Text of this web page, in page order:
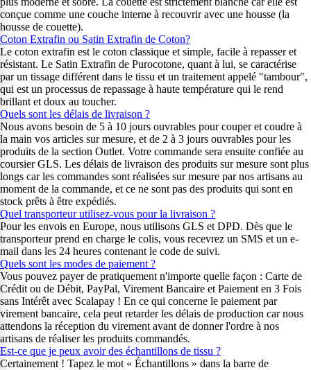
conçue comme une couche interne à recouvrir avec une housse (la
housse de couette).
Coton Extrafin ou Satin Extrafin de Coton?
Le coton extrafin est le coton classique et simple, facile à repasser et
résistant. Le Satin Extrafin de Purocotone, quant à lui, se caractérise
par un tissage différent dans le tissu et un traitement appelé "tambour",
qui est un processus de repassage à haute température qui le rend
brillant et doux au toucher.
Quels sont les délais de livraison ?
Nous avons besoin de 5 à 10 jours ouvrables pour couper et coudre à
la main vos articles sur mesure, et de 2 à 3 jours ouvrables pour les
produits de la section Outlet. Votre commande sera ensuite confiée au
coursier GLS. Les délais de livraison des produits sur mesure sont plus
longs car les commandes sont réalisées sur mesure par nos artisans au
moment de la commande, et ce ne sont pas des produits qui sont en
stock prêts à être expédiés.
Quel transporteur utilisez-vous pour la livraison ?
Pour les envois en Europe, nous utilisons GLS et DPD. Dès que le
transporteur prend en charge le colis, vous recevrez un SMS et un e-
mail dans les 24 heures contenant le code de suivi.
Quels sont les modes de paiement ?
Vous pouvez payer de pratiquement n'importe quelle façon : Carte de
Crédit ou de Débit, PayPal, Virement Bancaire et Paiement en 3 Fois
sans Intérêt avec Scalapay ! En ce qui concerne le paiement par
virement bancaire, cela peut retarder les délais de production car nous
attendons la réception du virement avant de donner l'ordre à nos
artisans de réaliser les produits commandés.
Est-ce que je peux avoir des échantillons de tissu ?
Certainement ! Tapez le mot « Échantillons » dans la barre de